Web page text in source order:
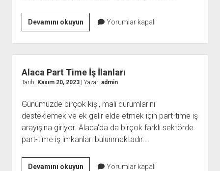
Devamını okuyunBor
Engelli
İş
İlanları
Yorumlar kapalı
Alaca Part Time İş İlanları
Tarih: Kasım 20, 2023| Yazar: admin
Günümüzde birçok kişi, mali durumlarını
desteklemek ve ek gelir elde etmek için part-time iş
arayışına giriyor. Alaca'da da birçok farklı sektörde
part-time iş imkanları bulunmaktadır.…
Devamını okuyunAlaca
Yorumlar kapalı